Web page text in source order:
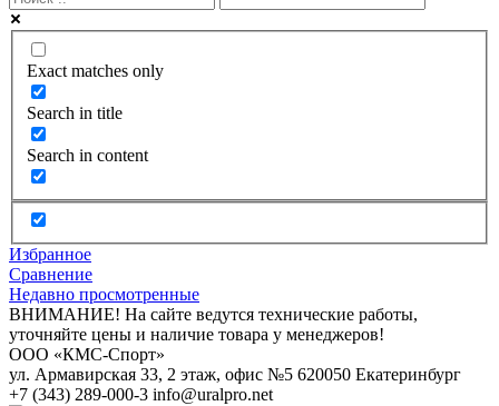
Exact matches only
Search in title
Search in content
Избранное
Сравнение
Недавно просмотренные
ВНИМАНИЕ! На сайте ведутся технические работы,
уточняйте цены и наличие товара у менеджеров!
ООО «КМС-Спорт»
ул. Армавирская 33, 2 этаж, офис №5 620050 Екатеринбург
+7 (343) 289-000-3 info@uralpro.net